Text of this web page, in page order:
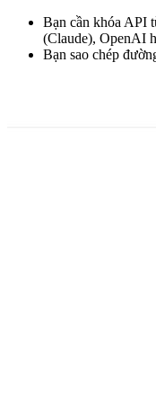
Bạn cần khóa API
(Claude), OpenAI
Bạn sao chép